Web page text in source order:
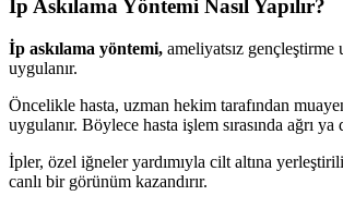
İp Askılama Yöntemi Nasıl Yapılır?
İp askılama yöntemi, ameliyatsız
uygulanır.
Öncelikle hasta, uzman hekim tarafından
uygulanır. Böylece hasta işlem sırasında ağrı ya
İpler, özel iğneler yardımıyla cilt altına
canlı bir görünüm kazandırır.